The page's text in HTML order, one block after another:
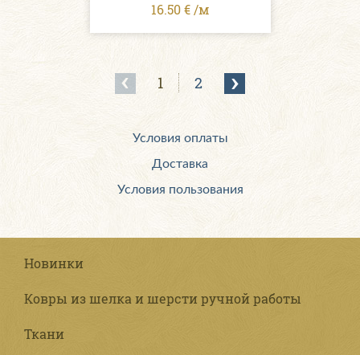
16.50 € /м
1 2
Условия оплаты
Доставка
Условия пользования
Новинки
Ковры из шелка и шерсти ручной работы
Ткани